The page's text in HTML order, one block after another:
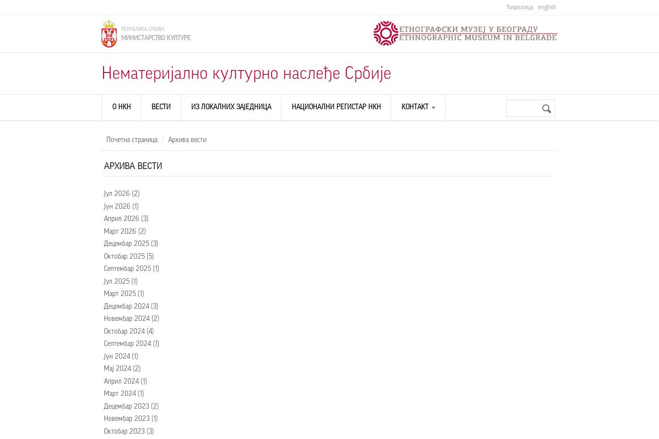
ћирилица english
РЕПУБЛИКА СРБИЈА
МИНИСТАРСТВО КУЛТУРЕ
Нематеријално културно наслеђе Србије
О НКН ВЕСТИ ИЗ ЛОКАЛНИХ ЗАЈЕДНИЦА НАЦИОНАЛНИ РЕГИСТАР НКН КОНТАКТ
Почетна страница Архива вести
АРХИВА ВЕСТИ
Јул 2026 (2)
Јун 2026 (1)
Април 2026 (3)
Март 2026 (2)
Децембар 2025 (3)
Октобар 2025 (5)
Септембар 2025 (1)
Јул 2025 (1)
Март 2025 (1)
Децембар 2024 (3)
Новембар 2024 (2)
Октобар 2024 (4)
Септембар 2024 (1)
Јун 2024 (1)
Мај 2024 (2)
Април 2024 (1)
Март 2024 (1)
Децембар 2023 (2)
Новембар 2023 (1)
Октобар 2023 (3)